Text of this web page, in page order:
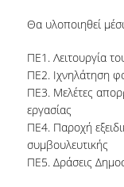
Θα υλοποιηθεί
ΠΕ1. Λειτουργία
ΠΕ2. Iχνηλάτηση
ΠΕ3. Μελέτες
εργασίας
ΠΕ4. Παροχή
συμβουλευτικής
ΠΕ5. Δράσεις